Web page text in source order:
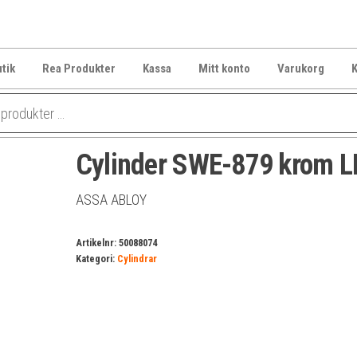
Rea Produkter Kassa Mitt konto Varukorg
Cylinder SWE-879 krom
ASSA ABLOY
Artikelnr: 50088074
Kategori: Cylindrar